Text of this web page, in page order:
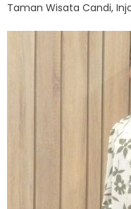
Taman Wisata Candi,